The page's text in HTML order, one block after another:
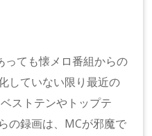
っても懐メロ番組からの
していない限り最近の
ストテンやトップテ
の録画は、MCが邪魔で